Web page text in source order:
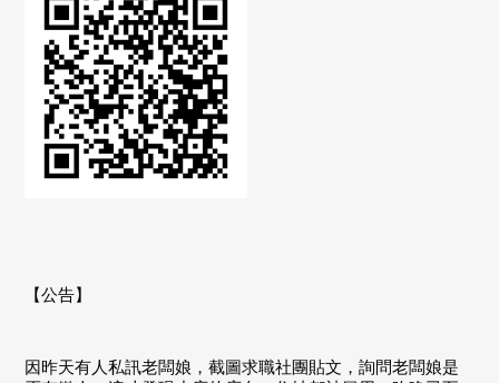
【公告】
因昨天有人私訊老闆娘，截圖求職社團貼文，詢問老闆娘是